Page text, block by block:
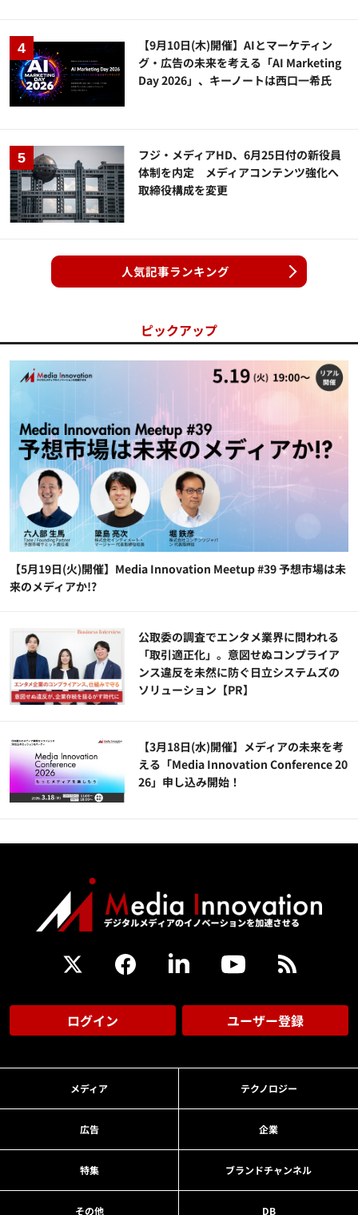
【9月10日(木)開催】AIとマーケティン
グ・広告の未来を考える「AI Marketing
Day 2026」、キーノートは西口一希氏
フジ・メディアHD、6月25日付の新役員
体制を内定 メディアコンテンツ強化へ
取締役構成を変更
人気記事ランキング
ピックアップ
【5月19日(火)開催】Media Innovation Meetup #39 予想市場は未
来のメディアか!?
公​​取委の調査でエンタメ業界に問われる
「取引適正化」。意図せぬコンプライア
ンス違反を未然に防ぐ日立システムズの
ソリューション​【PR】
【3月18日(水)開催】メディアの未来を考
える「Media Innovation Conference 20
26」申し込み開始！
ログイン ユーザー登録
メディア テクノロジー
広告 企業
特集 ブランドチャンネル
その他 DB